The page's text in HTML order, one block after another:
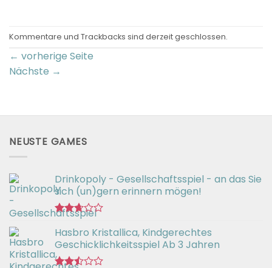
Kommentare und Trackbacks sind derzeit geschlossen.
← vorherige Seite
Nächste →
NEUSTE GAMES
Drinkopoly - Gesellschaftsspiel - an das Sie
sich (un)gern erinnern mögen!
Bewertet
mit
2.67
von 5
Hasbro Kristallica, Kindgerechtes
Geschicklichkeitsspiel Ab 3 Jahren